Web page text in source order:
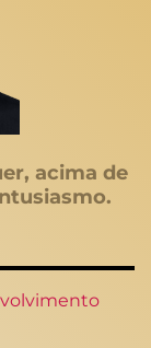
acima de